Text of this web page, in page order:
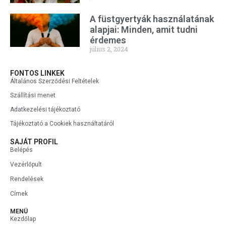
A füstgyertyák használatának
alapjai: Minden, amit tudni
érdemes
július 2, 2024
FONTOS LINKEK
Általános Szerződési Feltételek
Szállítási menet
Adatkezelési tájékoztató
Tájékoztató a Cookiek használtatáról
SAJÁT PROFIL
Belépés
Vezérlőpult
Rendelések
Címek
MENÜ
Kezdőlap